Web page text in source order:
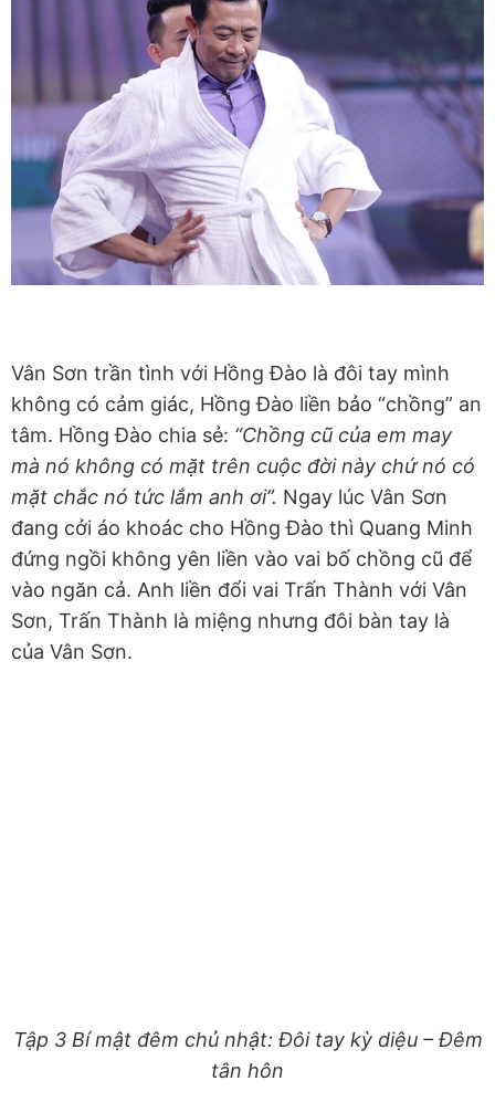
Vân Sơn trần tình với Hồng Đào là đôi tay mình
không có cảm giác, Hồng Đào liền bảo “chồng” an
tâm. Hồng Đào chia sẻ: “Chồng cũ của em may
mà nó không có mặt trên cuộc đời này chứ nó có
mặt chắc nó tức lắm anh ơi”. Ngay lúc Vân Sơn
đang cởi áo khoác cho Hồng Đào thì Quang Minh
đứng ngồi không yên liền vào vai bố chồng cũ để
vào ngăn cả. Anh liền đổi vai Trấn Thành với Vân
Sơn, Trấn Thành là miệng nhưng đôi bàn tay là
của Vân Sơn.
Tập 3 Bí mật đêm chủ nhật: Đôi tay kỳ diệu – Đêm
tân hôn